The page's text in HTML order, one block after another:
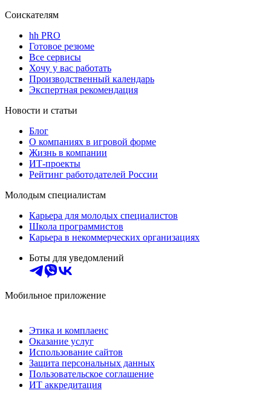
Соискателям
hh PRO
Готовое резюме
Все сервисы
Хочу у вас работать
Производственный календарь
Экспертная рекомендация
Новости и статьи
Блог
О компаниях в игровой форме
Жизнь в компании
ИТ-проекты
Рейтинг работодателей России
Молодым специалистам
Карьера для молодых специалистов
Школа программистов
Карьера в некоммерческих организациях
Боты для уведомлений
Мобильное приложение
Этика и комплаенс
Оказание услуг
Использование сайтов
Защита персональных данных
Пользовательское соглашение
ИТ аккредитация